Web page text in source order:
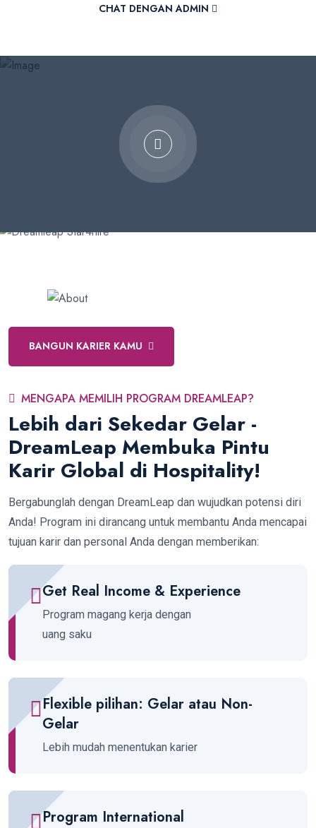
CHAT DENGAN ADMIN
Active Students
BANGUN KARIER KAMU
MENGAPA MEMILIH PROGRAM DREAMLEAP?
Lebih dari Sekedar Gelar -
DreamLeap Membuka Pintu
Karir Global di Hospitality!
Bergabunglah dengan DreamLeap dan wujudkan potensi diri
Anda! Program ini dirancang untuk membantu Anda mencapai
tujuan karir dan personal Anda dengan memberikan:
Get Real Income & Experience
Program magang kerja dengan
uang saku
Flexible pilihan: Gelar atau Non-
Gelar
Lebih mudah menentukan karier
Program International